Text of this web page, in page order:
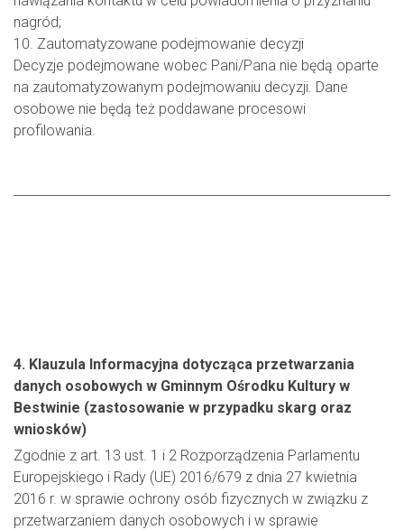
nagród;
10. Zautomatyzowane podejmowanie decyzji
Decyzje podejmowane wobec Pani/Pana nie będą oparte
na zautomatyzowanym podejmowaniu decyzji. Dane
osobowe nie będą też poddawane procesowi
profilowania.
4. Klauzula Informacyjna dotycząca przetwarzania
danych osobowych w Gminnym Ośrodku Kultury w
Bestwinie (zastosowanie w przypadku skarg oraz
wniosków)
Zgodnie z art. 13 ust. 1 i 2 Rozporządzenia Parlamentu
Europejskiego i Rady (UE) 2016/679 z dnia 27 kwietnia
2016 r. w sprawie ochrony osób fizycznych w związku z
przetwarzaniem danych osobowych i w sprawie